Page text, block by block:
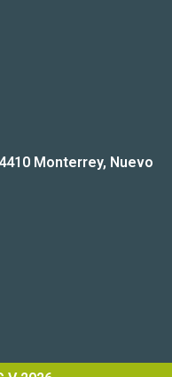
Monterrey, Nuevo